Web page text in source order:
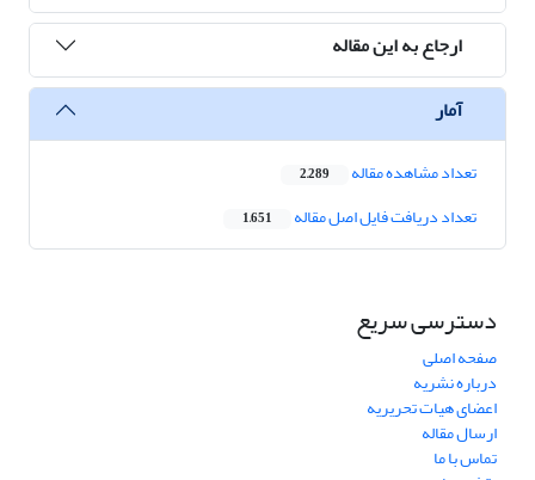
ارجاع به این مقاله
آمار
تعداد مشاهده مقاله 2,289
تعداد دریافت فایل اصل مقاله 1,651
دسترسی سریع
صفحه اصلی
درباره نشریه
اعضای هیات تحریریه
ارسال مقاله
تماس با ما